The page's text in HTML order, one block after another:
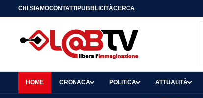
CHI SIAMOCONTATTIPUBBLICITÀCERCA
HOME CRONACA POLITICA ATTUALITÀ